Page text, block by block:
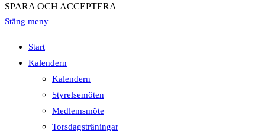
SPARA OCH ACCEPTERA
Stäng meny
Start
Kalendern
Kalendern
Styrelsemöten
Medlemsmöte
Torsdagsträningar